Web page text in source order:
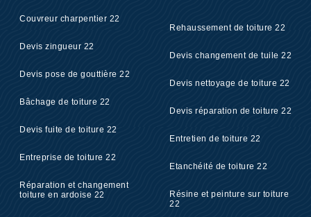
Couvreur charpentier 22
Devis zingueur 22
Devis pose de gouttière 22
Bâchage de toiture 22
Devis fuite de toiture 22
Entreprise de toiture 22
Réparation et changement
toiture en ardoise 22
Rehaussement de toiture 22
Devis changement de tuile 22
Devis nettoyage de toiture 22
Devis réparation de toiture 22
Entretien de toiture 22
Etanchéité de toiture 22
Résine et peinture sur toiture
22